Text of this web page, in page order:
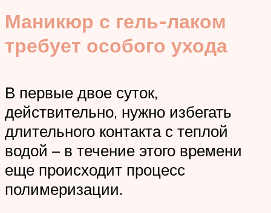
Маникюр с гель-лаком
требует особого ухода
В первые двое суток,
действительно, нужно избегать
длительного контакта с теплой
водой – в течение этого времени
еще происходит процесс
полимеризации.